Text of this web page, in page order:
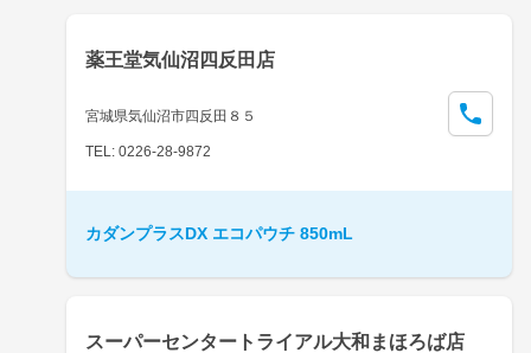
薬王堂気仙沼四反田店
宮城県気仙沼市四反田８５
TEL: 0226-28-9872
カダンプラスDX エコパウチ 850mL
スーパーセンタートライアル大和まほろば店